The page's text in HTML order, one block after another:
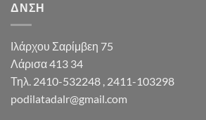
ΔΝΣΗ
Ιλάρχου Σαρίμβεη 75
Λάρισα 413 34
Τηλ. 2410-532248 , 2411-103298
podilatadalr@gmail.com